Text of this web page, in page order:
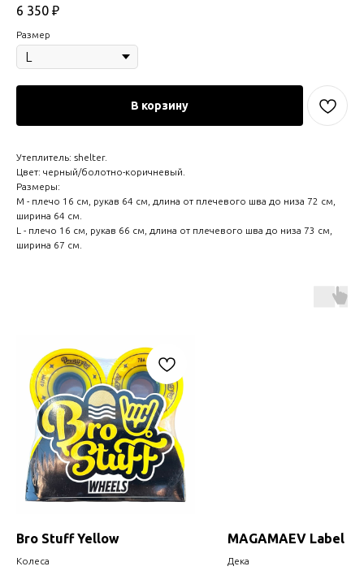
6 350 ₽
Размер
В корзину
Утеплитель: shelter.
Цвет: черный/болотно-коричневый.
Размеры:
M - плечо 16 см, рукав 64 см, длина от плечевого шва до низа 72 см,
ширина 64 см.
L - плечо 16 см, рукав 66 см, длина от плечевого шва до низа 73 см,
ширина 67 см.
Bro Stuff Yellow
Колеса
MAGAMAEV Label
Дека